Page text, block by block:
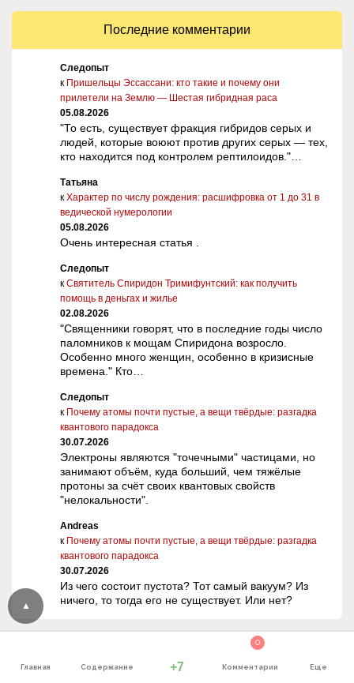
Последние комментарии
Следопыт
к Пришельцы Эссассани: кто такие и почему они
прилетели на Землю — Шестая гибридная раса
05.08.2026
"То есть, существует фракция гибридов серых и
людей, которые воюют против других серых — тех,
кто находится под контролем рептилоидов."…
Татьяна
к Характер по числу рождения: расшифровка от 1 до 31 в
ведической нумерологии
05.08.2026
Очень интересная статья .
Следопыт
к Святитель Спиридон Тримифунтский: как получить
помощь в деньгах и жилье
02.08.2026
"Священники говорят, что в последние годы число
паломников к мощам Спиридона возросло.
Особенно много женщин, особенно в кризисные
времена." Кто…
Следопыт
к Почему атомы почти пустые, а вещи твёрдые: разгадка
квантового парадокса
30.07.2026
Электроны являются "точечными" частицами, но
занимают объём, куда больший, чем тяжёлые
протоны за счёт своих квантовых свойств
"нелокальности".
Andreas
к Почему атомы почти пустые, а вещи твёрдые: разгадка
квантового парадокса
30.07.2026
Из чего состоит пустота? Тот самый вакуум? Из
ничего, то тогда его не существует. Или нет?
Главная Содержание +7 Комментарии
0
Еще
НЛО МИР РЕКОМЕНДУЕТ